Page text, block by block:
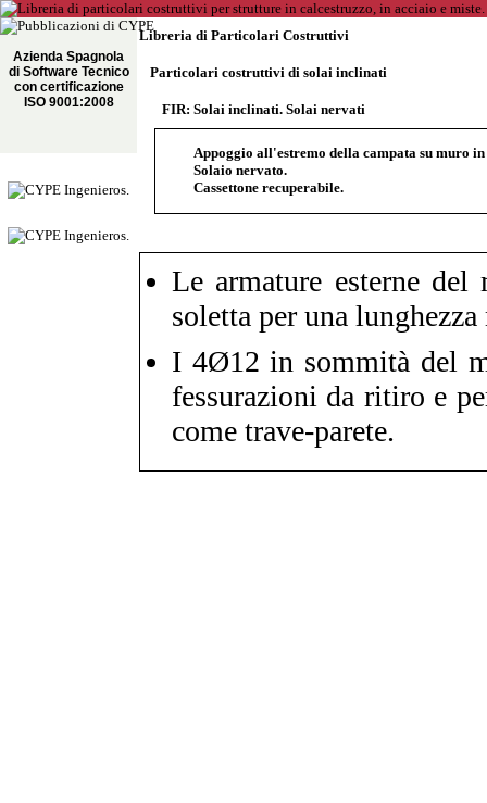
Azienda Spagnola
di Software Tecnico
con certificazione
ISO 9001:2008
Libreria di Particolari Costruttivi
Particolari costruttivi di solai inclinati
FIR: Solai inclinati. Solai nervati
Appoggio all'estremo della campata su muro
Solaio nervato.
Cassettone recuperabile.
Le armature esterne del
soletta per una
I 4Ø12 in sommità del
fessurazioni da ritiro e
come trave-parete.